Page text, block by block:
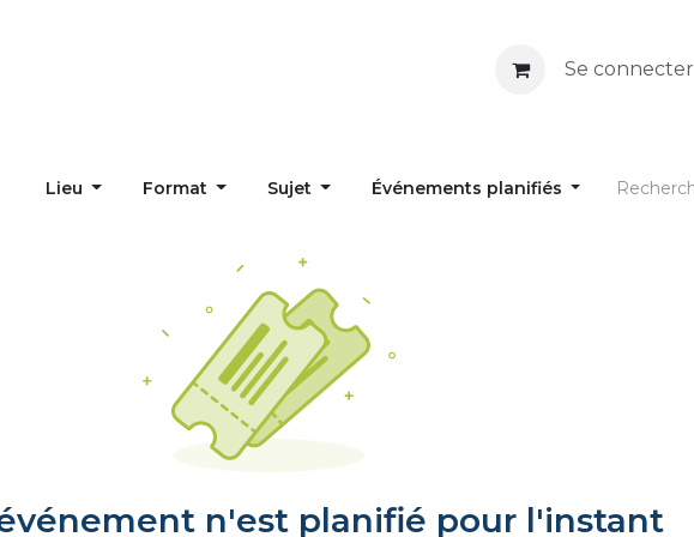
Se connecter
Lieu Format Sujet Événements planifiés
n'est planifié pour l'instant